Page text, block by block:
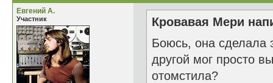
Евгений А.
Участник
Кровавая Мери
Боюсь, она сделала
другой мог просто
отомстила?